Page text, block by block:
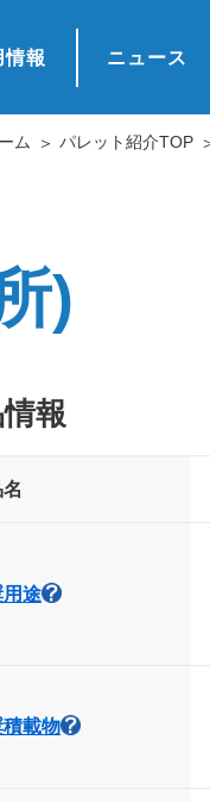
情報 ニュース
ム パレット紹介TOP
)
報
用途
積載物